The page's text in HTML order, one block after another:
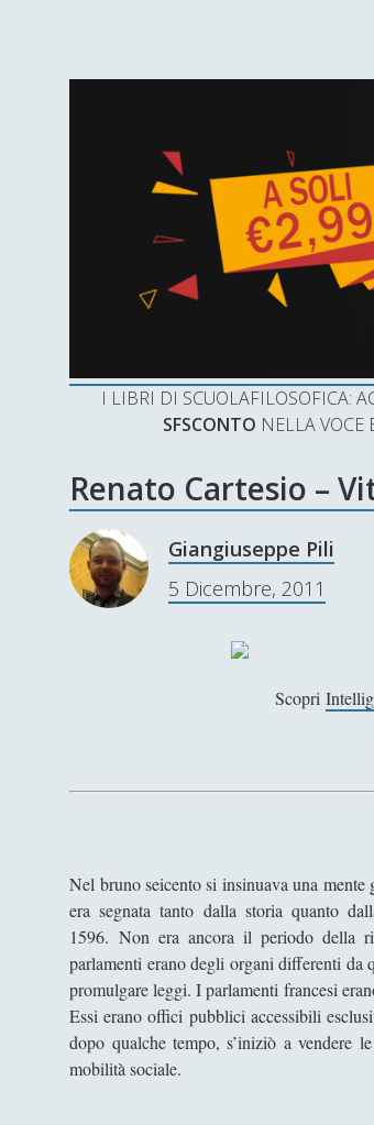
I LIBRI DI SCUOLAFILOSOFICA:
SFSCONTO NELLA VOCE
Renato Cartesio –
Giangiuseppe Pili
5 Dicembre, 2011
Scopri
Nel bruno seicento si insinuava una
era segnata tanto dalla storia quanto
1596. Non era ancora il periodo della
parlamenti erano degli organi differenti da
promulgare leggi. I parlamenti francesi
Essi erano offici pubblici accessibili
dopo qualche tempo, s’iniziò a vendere
mobilità sociale.